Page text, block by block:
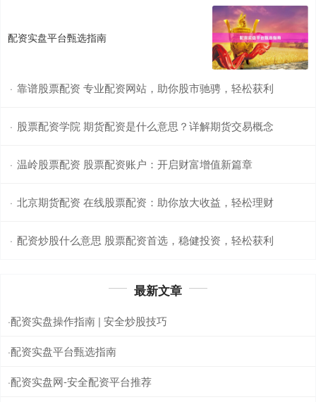
配资实盘平台甄选指南
· 靠谱股票配资 专业配资网站，助你股市驰骋，轻松获利
· 股票配资学院 期货配资是什么意思？详解期货交易概念
· 温岭股票配资 股票配资账户：开启财富增值新篇章
· 北京期货配资 在线股票配资：助你放大收益，轻松理财
· 配资炒股什么意思 股票配资首选，稳健投资，轻松获利
最新文章
·配资实盘操作指南 | 安全炒股技巧
·配资实盘平台甄选指南
·配资实盘网-安全配资平台推荐